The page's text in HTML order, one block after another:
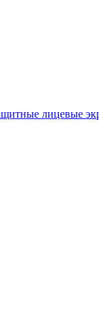
лицевые